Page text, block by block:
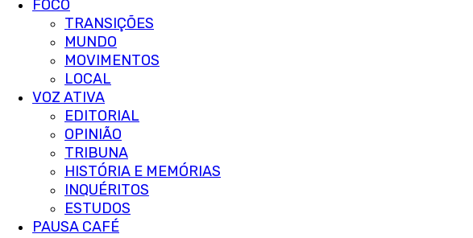
FOCO
TRANSIÇÕES
MUNDO
MOVIMENTOS
LOCAL
VOZ ATIVA
EDITORIAL
OPINIÃO
TRIBUNA
HISTÓRIA E MEMÓRIAS
INQUÉRITOS
ESTUDOS
PAUSA CAFÉ